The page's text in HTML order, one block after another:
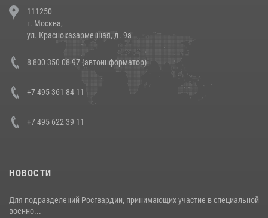
напавших на бригаду скорой помощи (видео)
14 июля 2026, 12:20
В Росгвардии прошла военно-научная конференция по обобщению
боевого опыта
111250
г. Москва,
ул. Красноказарменная, д. 9а
8 800 350 08 97 (автоинформатор)
+7 495 361 84 11
+7 495 622 39 11
НОВОСТИ
Для подразделений Росгвардии, принимающих участие в специальной
военно...